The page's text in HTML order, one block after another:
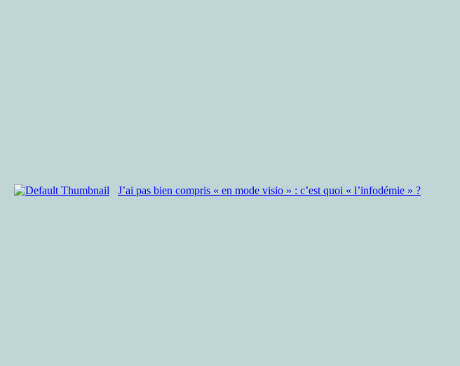
J’ai pas bien compris « en mode visio » : c’est quoi « l’infodémie » ?